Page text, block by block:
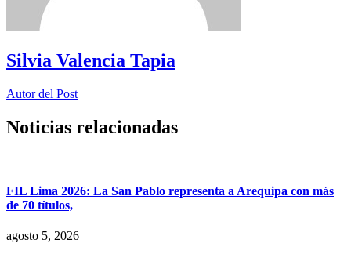
Silvia Valencia Tapia
Autor del Post
Noticias relacionadas
FIL Lima 2026: La San Pablo representa a Arequipa con más
de 70 títulos,
agosto 5, 2026